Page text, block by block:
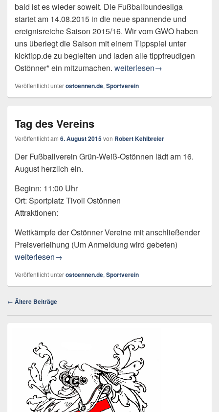
bald ist es wieder soweit. Die Fußballbundesliga
startet am 14.08.2015 in die neue spannende und
ereignisreiche Saison 2015/16. Wir vom GWO haben
uns überlegt die Saison mit einem Tippspiel unter
kicktipp.de zu begleiten und laden alle tippfreudigen
Ostönner* ein mitzumachen. Kicktipprunde „gwostoennen“
weiterlesen→
Veröffentlicht unterostoennen.de, Sportverein
Tag des Vereins
Veröffentlicht am 6. August 2015von Robert Kehlbreier
Der Fußballverein Grün-Weiß-Ostönnen lädt am 16.
August herzlich ein.
Beginn: 11:00 Uhr
Ort: Sportplatz Tivoli Ostönnen
Attraktionen:
Wettkämpfe der Ostönner Vereine mit anschließender
Preisverleihung (Um Anmeldung wird gebeten)
Tag des Vereins
weiterlesen→
Veröffentlicht unterostoennen.de, Sportverein
Beitragsnavigation
← Ältere Beiträge
Widgetbereich